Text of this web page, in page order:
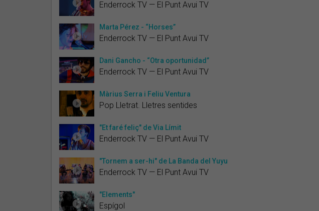
Enderrock TV — El Punt Avui TV
Marta Pérez - “Horses”
Enderrock TV — El Punt Avui TV
Dani Gancho - “Otra oportunidad”
Enderrock TV — El Punt Avui TV
Màrius Serra i Feliu Ventura
Pop Lletrat. Lletres sentides
"Et faré feliç" de Via Límit
Enderrock TV — El Punt Avui TV
"Tornem a ser-hi" de La Banda del Yuyu
Enderrock TV — El Punt Avui TV
"Elements"
Espígol